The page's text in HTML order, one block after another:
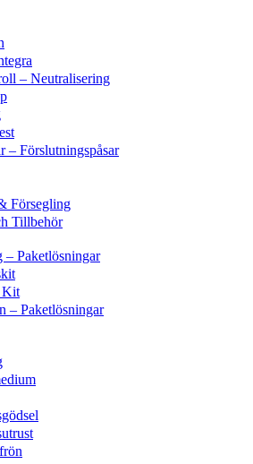
– Neutralisering
– Förslutningspåsar
Försegling
Tillbehör
– Paketlösningar
Kit
– Paketlösningar